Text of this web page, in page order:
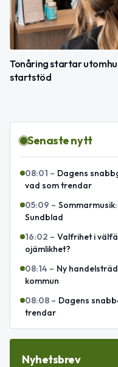
Tonåring startar
startstöd
Senaste nytt
08:01 – Dagens
vad som trendar
05:09 –
Sundblad
16:02 – Valfrihet i
ojämlikhet?
08:14 – Ny
kommun
08:08 – Dagens
trendar
Nyhetsbrev